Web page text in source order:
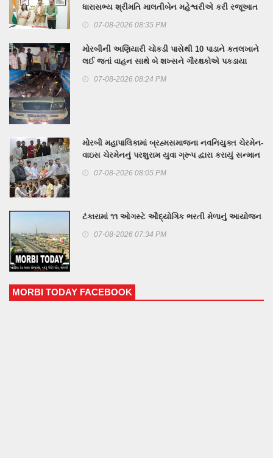
ધારાસભ્ય શ્રીમતિ માલતીબેન મહેશ્વરીએ કરી રજૂઆત
07-08-2026 08:35 PM
મોરબીની અણિયારી ચોકડી પાસેથી 10 પાડાને કતલખાને
લઈ જતાં વાહન સાથે બે શખ્સને ગૌરક્ષકોએ પકડાયા
07-08-2026 08:24 PM
મોરબી મહાપાલિકામાં બ્રહ્મસમાજના નવનિયુક્ત ચેરમેન-
વાઇસ ચેરમેનનું પરશુરામ યુવા ગ્રૂપ દ્વારા કરાયું સન્માન
07-08-2026 08:05 PM
ટંકારામાં ૧૧ ઓગસ્ટે ઔદ્યોગિક ભરતી મેળાનું આયોજન
07-08-2026 07:34 PM
MORBI TODAY FACEBOOK